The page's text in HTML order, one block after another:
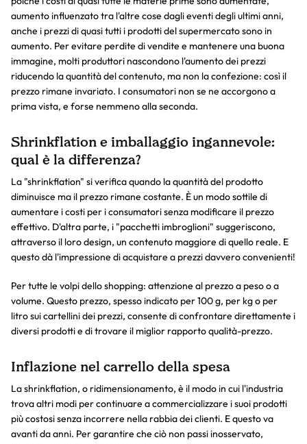
aumento influenzato tra l'altre cose dagli eventi degli ultimi anni,
anche i prezzi di quasi tutti i prodotti del supermercato sono in
aumento. Per evitare perdite di vendite e mantenere una buona
immagine, molti produttori nascondono l'aumento dei prezzi
riducendo la quantità del contenuto, ma non la confezione: così il
prezzo rimane invariato. I consumatori non se ne accorgono a
prima vista, e forse nemmeno alla seconda.
Shrinkflation e imballaggio ingannevole:
qual è la differenza?
La "shrinkflation" si verifica quando la quantità del prodotto
diminuisce ma il prezzo rimane costante. È un modo sottile di
aumentare i costi per i consumatori senza modificare il prezzo
effettivo. D'altra parte, i "pacchetti imbroglioni" suggeriscono,
attraverso il loro design, un contenuto maggiore di quello reale. E
questo dà l'impressione di acquistare a prezzi davvero convenienti!
Per tutte le volpi dello shopping: attenzione al prezzo a peso o a
volume. Questo prezzo, spesso indicato per 100 g, per kg o per
litro sui cartellini dei prezzi, consente di confrontare direttamente i
diversi prodotti e di trovare il miglior rapporto qualità-prezzo.
Inflazione nel carrello della spesa
La shrinkflation, o ridimensionamento, è il modo in cui l'industria
trova altri modi per continuare a commercializzare i suoi prodotti
più costosi senza incorrere nella rabbia dei clienti. E questo va
avanti da anni. Per garantire che ciò non passi inosservato,